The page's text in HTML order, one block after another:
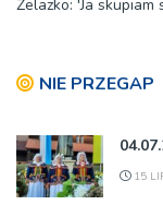
Żelazko: 'Ja skupiam
NIE PRZEGAP
15